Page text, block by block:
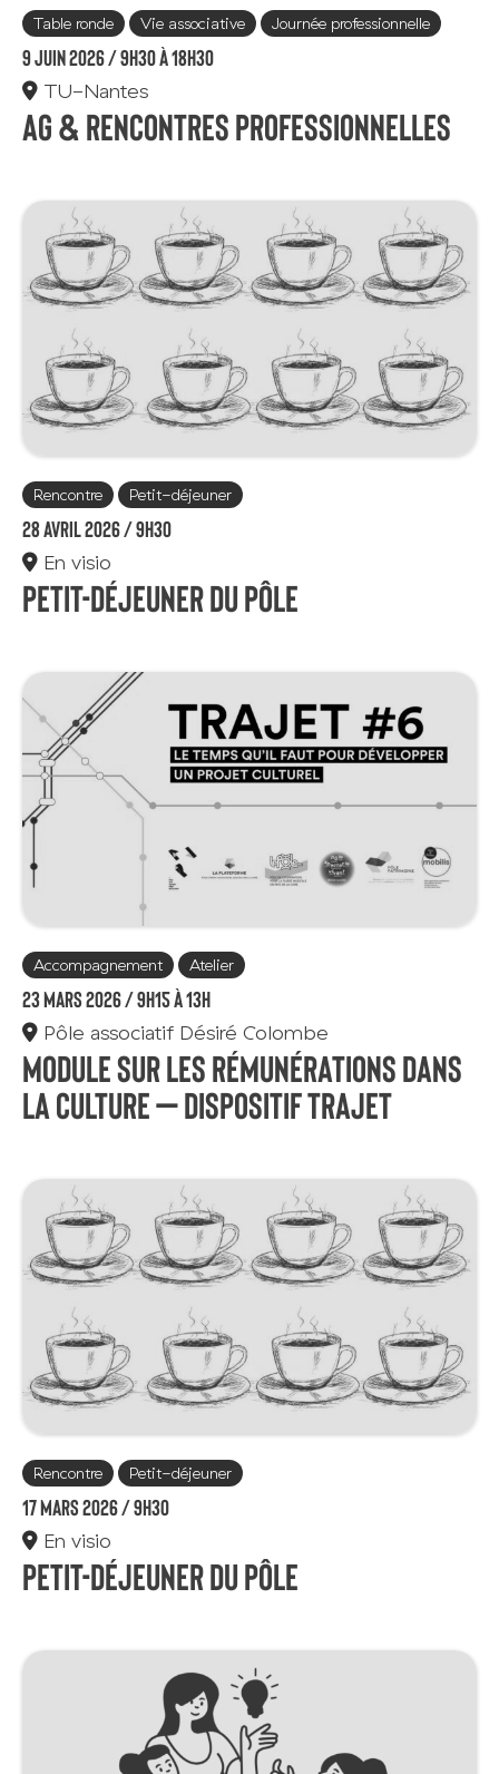
Table ronde Vie associative Journée professionnelle
9 juin 2026 /9h30 à 18h30
TU-Nantes
AG & Rencontres professionnelles
Rencontre Petit-déjeuner
28 avril 2026 /9h30
En visio
Petit-déjeuner du Pôle
Accompagnement Atelier
23 mars 2026 /9h15 à 13h
Pôle associatif Désiré Colombe
Module sur les rémunérations dans
la culture – Dispositif TRAJET
Rencontre Petit-déjeuner
17 mars 2026 /9h30
En visio
Petit-déjeuner du Pôle